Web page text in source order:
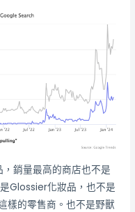
銷量最高的商店也不是
Glossier化妝品，也不是
的零售商。也不是野獸